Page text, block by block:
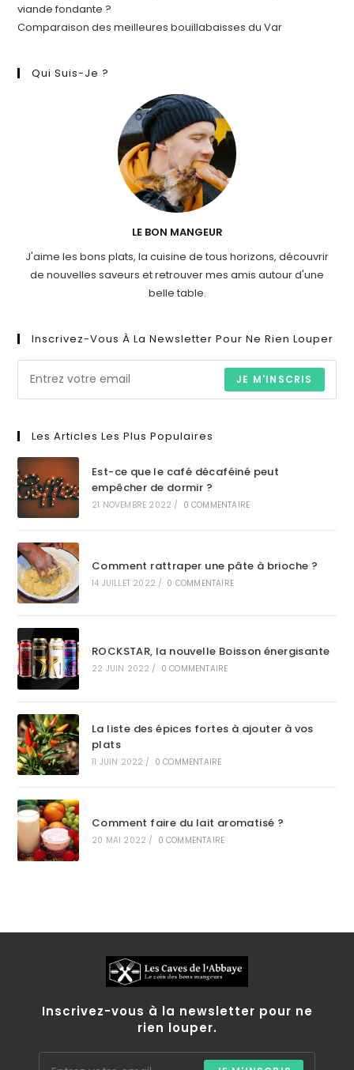
viande fondante ?
Comparaison des meilleures bouillabaisses du Var
Qui Suis-Je ?
LE BON MANGEUR
J'aime les bons plats, la cuisine de tous horizons, découvrir
de nouvelles saveurs et retrouver mes amis autour d'une
belle table.
Inscrivez-Vous À La Newsletter Pour Ne Rien Louper
JE M'INSCRIS
Les Articles Les Plus Populaires
Est-ce que le café décaféiné peut
empêcher de dormir ?
21 NOVEMBRE 2022 / 0 COMMENTAIRE
Comment rattraper une pâte à brioche ?
14 JUILLET 2022 / 0 COMMENTAIRE
ROCKSTAR, la nouvelle Boisson énergisante
22 JUIN 2022 / 0 COMMENTAIRE
La liste des épices fortes à ajouter à vos
plats
11 JUIN 2022 / 0 COMMENTAIRE
Comment faire du lait aromatisé ?
20 MAI 2022 / 0 COMMENTAIRE
Inscrivez-vous à la newsletter pour ne
rien louper.